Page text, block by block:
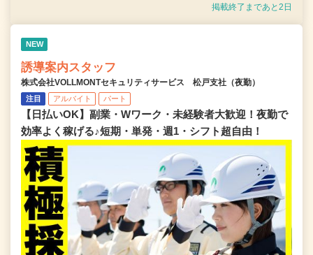
掲載終了まであと2日
NEW
誘導案内スタッフ
株式会社VOLLMONTセキュリティサービス 松戸支社（夜勤）
注目 アルバイト パート
【日払いOK】副業・Wワーク・未経験者大歓迎！夜勤で
効率よく稼げる♪短期・単発・週1・シフト超自由！